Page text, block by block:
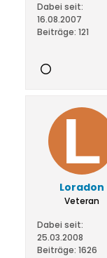
Dabei seit:
16.08.2007
Beiträge: 121
Loradon
Veteran
Dabei seit:
25.03.2008
Beiträge: 1626